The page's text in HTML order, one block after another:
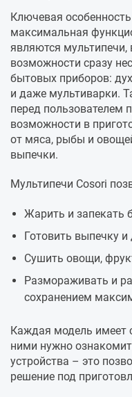
Ключевая
максимальная
являются
возможности сразу
бытовых приборов:
и даже мультиварки.
перед пользователем
возможности в
от мяса, рыбы и
выпечки.
Мультипечи Cosori
Жарить и запекать
Готовить выпечку и
Сушить овощи,
Размораживать и
сохранением
Каждая модель имеет
ними нужно
устройства – это
решение под